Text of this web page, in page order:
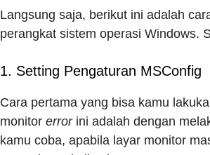
Langsung saja, berikut ini adalah
perangkat sistem operasi Windows.
1. Setting Pengaturan MSConfig
Cara pertama yang bisa kamu
monitor error ini adalah dengan
kamu coba, apabila layar monitor